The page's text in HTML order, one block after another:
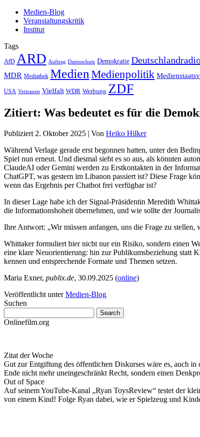
Medien-Blog
Veranstaltungskritik
Institut
Tags
AfD ARD Auftrag Datenschutz Demokratie
MDR Mediathek MedienMedienpolitik
USA Vertrauen Vielfalt WDR Werbung ZDF
Zitiert: Was bedeutet es für die
Publiziert 2. Oktober 2025 | Von Heiko Hilker
Während Verlage gerade erst begonnen hatten, unter den
Spiel nun erneut. Und diesmal sieht es so aus, als könnten
ClaudeAI oder Gemini werden zu Erstkontakten in der
ChatGPT, was gestern im Libanon passiert ist? Diese Frage
wenn das Ergebnis per Chatbot frei verfügbar ist?
In dieser Lage habe ich der Signal-Präsidentin Meredith
die Informationshoheit übernehmen, und wie sollte der
Ihre Antwort: „Wir müssen anfangen, uns die Frage zu
Whittaker formuliert hier nicht nur ein Risiko, sondern einen
eine klare Neuorientierung: hin zur Publikumsbeziehung statt
kennen und entsprechende Formate und Themen setzen.
Maria Exner, publix.de, 30.09.2025 (online)
Veröffentlicht unter Medien-Blog
Suchen
Onlinefilm.org
Zitat der Woche
Gut zur Entgiftung des öffentlichen Diskurses wäre es, auch
Ende nicht mehr uneingeschränkt Recht, sondern einen
Out of Space
Auf seinem YouTube-Kanal „Ryan ToysReview“ testet der
von einem Kind! Folge Ryan dabei, wie er Spielzeug und